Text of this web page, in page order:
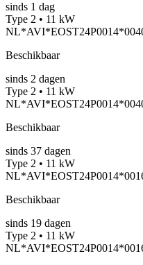
sinds 1 dag
Type 2 • 11 kW
Beschikbaar
sinds 2 dagen
Type 2 • 11 kW
Beschikbaar
sinds 37 dagen
Type 2 • 11 kW
Beschikbaar
sinds 19 dagen
Type 2 • 11 kW